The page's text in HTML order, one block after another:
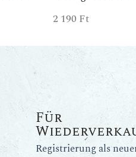
2 190 Ft
Für
Registrierung als